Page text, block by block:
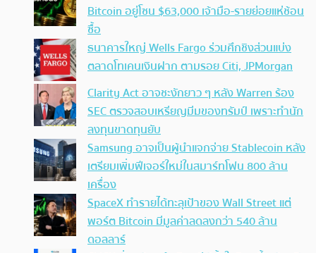
Bitcoin อยู่โซน $63,000 เจ้ามือ-รายย่อยแห่ช้อน
ซื้อ
ธนาคารใหญ่ Wells Fargo ร่วมศึกชิงส่วนแบ่ง
ตลาดโทเคนเงินฝาก ตามรอย Citi, JPMorgan
Clarity Act อาจชะงักยาว ๆ หลัง Warren ร้อง
SEC ตรวจสอบเหรียญมีมของทรัมป์ เพราะทำนัก
ลงทุนขาดทุนยับ
Samsung อาจเป็นผู้นำแจกจ่าย Stablecoin หลัง
เตรียมเพิ่มฟีเจอร์ใหม่ในสมาร์ทโฟน 800 ล้าน
เครื่อง
SpaceX ทำรายได้ทะลุเป้าของ Wall Street แต่
พอร์ต Bitcoin มีมูลค่าลดลงกว่า 540 ล้าน
ดอลลาร์